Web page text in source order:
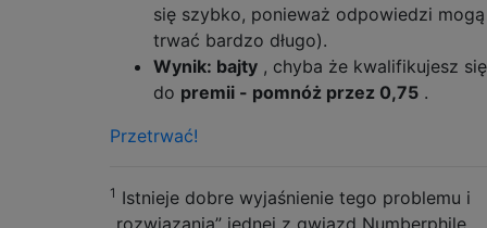
się szybko, ponieważ odpowiedzi mogą
trwać bardzo długo).
Wynik: bajty , chyba że kwalifikujesz się
do premii - pomnóż przez 0,75 .
Przetrwać!
1 Istnieje dobre wyjaśnienie tego problemu i
„rozwiązania” jednej z gwiazd Numberphile,